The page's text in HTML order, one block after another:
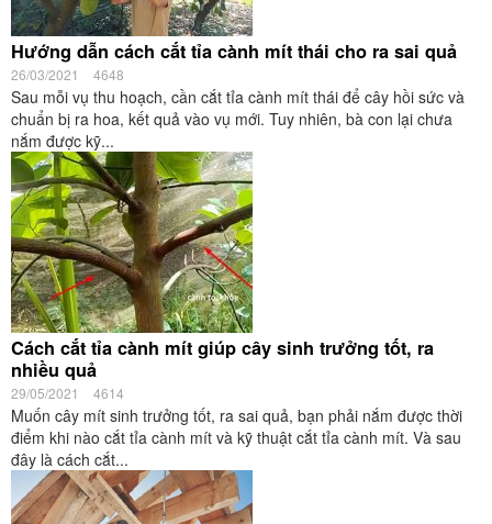
Hướng dẫn cách cắt tỉa cành mít thái cho ra sai quả
26/03/2021 4648
Sau mỗi vụ thu hoạch, cần cắt tỉa cành mít thái để cây hồi sức và
chuẩn bị ra hoa, kết quả vào vụ mới. Tuy nhiên, bà con lại chưa
nắm được kỹ...
Cách cắt tỉa cành mít giúp cây sinh trưởng tốt, ra
nhiều quả
29/05/2021 4614
Muốn cây mít sinh trưởng tốt, ra sai quả, bạn phải nắm được thời
điểm khi nào cắt tỉa cành mít và kỹ thuật cắt tỉa cành mít. Và sau
đây là cách cắt...